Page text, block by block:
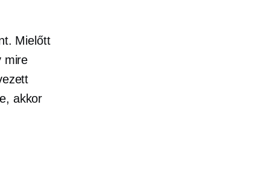
Mielőtt
mire
akkor